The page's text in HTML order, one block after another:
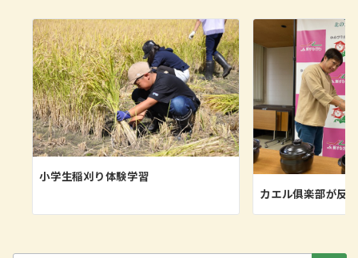
小学生稲刈り体験学習
カエル俱楽部が反